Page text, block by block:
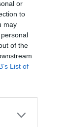
or
to
may
of the
List of